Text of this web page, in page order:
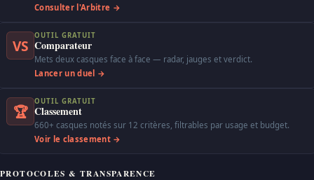
Consulter l'Arbitre →
VS
OUTIL GRATUIT
Comparateur
Mets deux casques face à face — radar, jauges et verdict.
Lancer un duel →
🏆
OUTIL GRATUIT
Classement
660+ casques notés sur 12 critères, filtrables par usage et budget.
Voir le classement →
PROTOCOLES & TRANSPARENCE